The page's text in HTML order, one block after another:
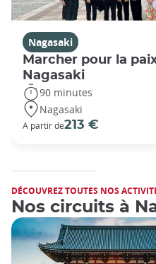
Nagasaki
Marcher pour la
Nagasaki
90 minutes
Nagasaki
A partir de213 €
DÉCOUVREZ TOUTES NOS
Nos circuits à